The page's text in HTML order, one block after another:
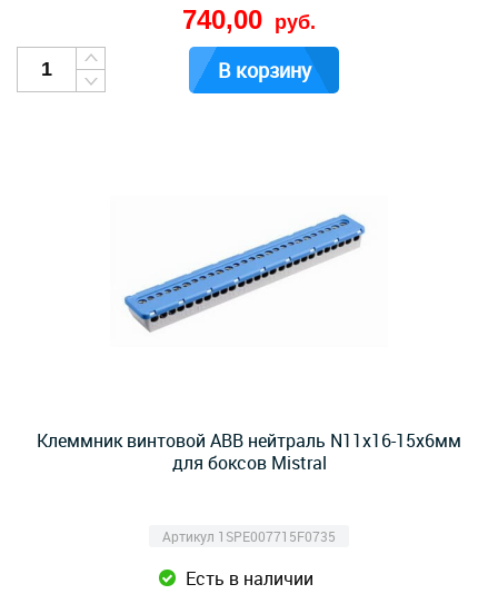
740,00 руб.
В корзину
Клеммник винтовой ABB нейтраль N11x16-15х6мм
для боксов Mistral
Артикул 1SPE007715F0735
Есть в наличии